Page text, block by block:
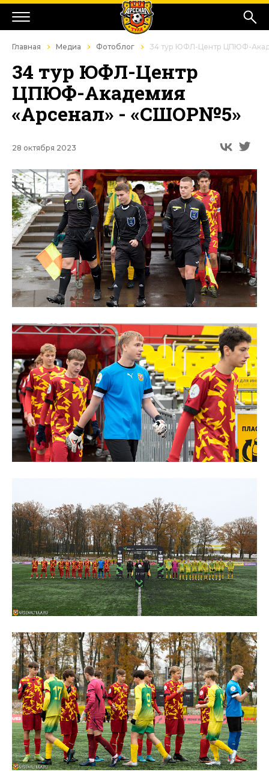
Главная Медиа Фотоблог 34 тур ЮФЛ-Центр ЦПЮФ-
34 тур ЮФЛ-Центр
ЦПЮФ-Академия
«Арсенал» - «СШОР№5»
28 октября 2023